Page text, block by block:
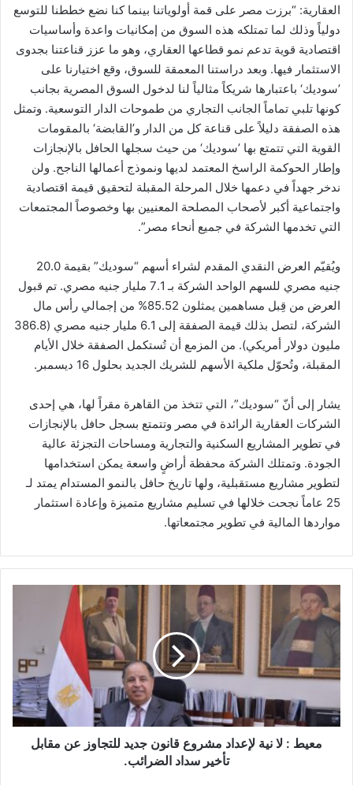
العقارية: “برزت مصر على قمة أولوياتنا بينما كنا نضع خططنا للتوسع
دولياً وذلك لما تمتلكه هذه السوق من إمكانيات واعدة وأساسيات
اقتصادية قوية تدعم نمو قطاعها العقاري، وهو ما عزز قناعتنا بجدوى
الاستثمار فيها. وبعد دراستنا المعمقة للسوق، وقع اختيارنا على
’سوديك‘ باعتبارها شريكاً مثالياً لنا لدخول السوق المصرية بجانب
كونها تلبي تماماً الجانب التجاري من طموحات الدار التوسعية. وتمثل
هذه الصفقة دليلاً على قناعة كل من الدار و’القابضة‘ بالمقومات
القوية التي تتمتع بها ’سوديك‘ من حيث سجلها الحافل بالإنجازات
وإطار الحوكمة الراسخ المعتمد لديها ونموذج أعمالها الناجح. ولن
ندخر جهداً في دعمها خلال المرحلة المقبلة لتحقيق قيمة اقتصادية
واجتماعية أكبر لأصحاب المصلحة المعنيين بها وخصوصاً المجتمعات
التي تخدمها الشركة في جميع أنحاء مصر”.
ويُقيّم العرض النقدي المقدم لشراء أسهم “سوديك” بقيمة 20.0
جنيه مصري للسهم الواحد الشركة بـ 7.1 مليار جنيه مصري. تم قبول
العرض من قِبل مساهمين يمثلون 85.52% من إجمالي رأس مال
الشركة، لتصل بذلك قيمة الصفقة إلى 6.1 مليار جنيه مصري (386.8
مليون دولار أمريكي). من المزمع أن تُستكمل الصفقة خلال الأيام
المقبلة، وتُحوّل ملكية الأسهم للشريك الجديد بحلول 16 ديسمبر.
يشار إلى أنّ “سوديك”، التي تتخذ من القاهرة مقراً لها، هي إحدى
الشركات العقارية الرائدة في مصر وتتمتع بسجل حافل بالإنجازات
في تطوير المشاريع السكنية والتجارية ومساحات التجزئة عالية
الجودة. وتمتلك الشركة محفظة أراضٍ واسعة يمكن استخدامها
لتطوير مشاريع مستقبلية، ولها تاريخ حافل بالنمو المستدام يمتد لـ
25 عاماً نجحت خلالها في تسليم مشاريع متميزة وإعادة استثمار
مواردها المالية في تطوير مجتمعاتها.
معيط
:
لا
مشروع
جديد
للتجاوز
معيط : لا نية لإعداد مشروع قانون جديد للتجاوز عن مقابل
تأخير سداد الضرائب.